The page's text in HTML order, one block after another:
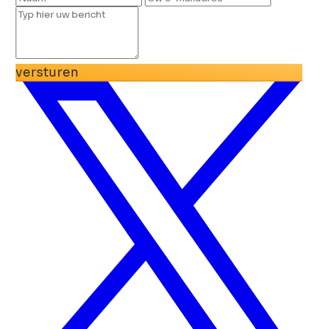
versturen